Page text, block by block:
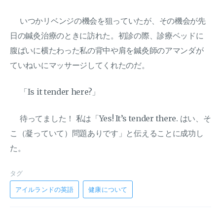
いつかリベンジの機会を狙っていたが、その機会が先
日の鍼灸治療のときに訪れた。初診の際、診療ベッドに
腹ばいに横たわった私の背中や肩を鍼灸師のアマンダが
ていねいにマッサージしてくれたのだ。
「Is it tender here?」
待ってました！ 私は「Yes! It’s tender there. はい、そ
こ（凝っていて）問題ありです」と伝えることに成功し
た。
タグ
アイルランドの英語
健康について